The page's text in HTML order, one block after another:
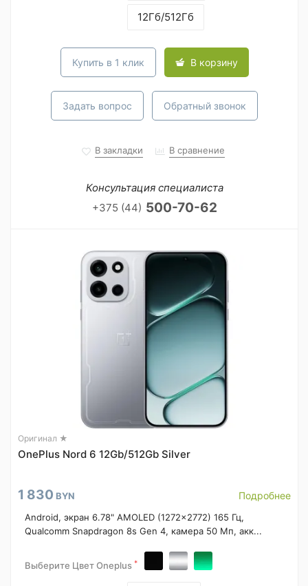
12Гб/512Гб
Купить в 1 клик В корзину
Задать вопрос Обратный звонок
В закладки В сравнение
Консультация специалиста
+375 (44) 500-70-62
Оригинал ★
OnePlus Nord 6 12Gb/512Gb Silver
1 830 BYN Подробнее
Android, экран 6.78" AMOLED (1272x2772) 165 Гц,
Qualcomm Snapdragon 8s Gen 4, камера 50 Мп, акк...
Выберите Цвет Oneplus *